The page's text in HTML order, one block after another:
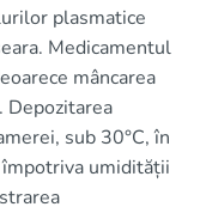
plasmatice
Medicamentul
mâncarea
Depozitarea
sub 30°C, în
umidității